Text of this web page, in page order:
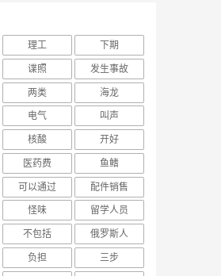
理工
下期
谍照
发生事故
两类
海龙
电气
叫声
核酸
开好
医药费
鱼鳍
可以通过
配件销售
怪味
留学人员
不包括
俄罗斯人
负担
三步